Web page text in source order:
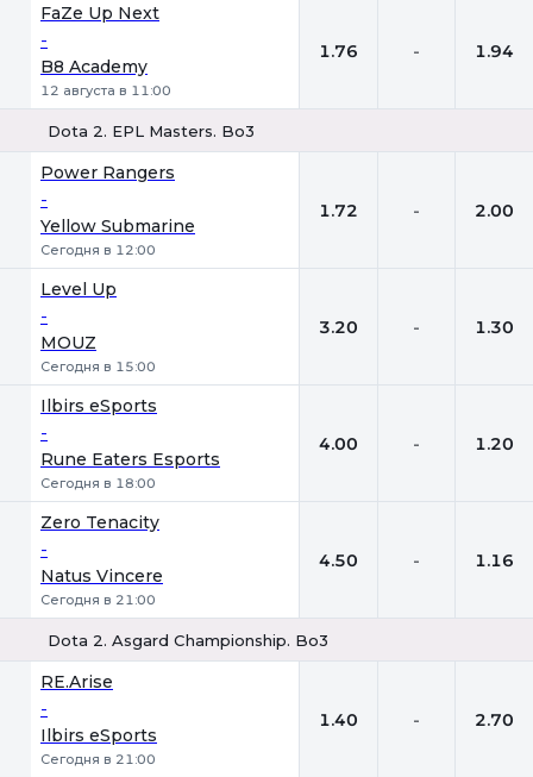
FaZe Up Next
-
B8 Academy
12 августа в 11:00
1.76 - 1.94
Dota 2. EPL Masters. Bo3
Power Rangers
-
Yellow Submarine
Сегодня в 12:00
1.72 - 2.00
Level Up
-
MOUZ
Сегодня в 15:00
3.20 - 1.30
Ilbirs eSports
-
Rune Eaters Esports
Сегодня в 18:00
4.00 - 1.20
Zero Tenacity
-
Natus Vincere
Сегодня в 21:00
4.50 - 1.16
Dota 2. Asgard Championship. Bo3
RE.Arise
-
Ilbirs eSports
Сегодня в 21:00
1.40 - 2.70